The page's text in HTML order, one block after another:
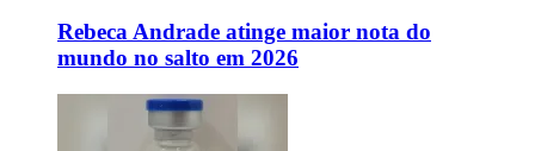
Rebeca Andrade atinge maior nota do
mundo no salto em 2026